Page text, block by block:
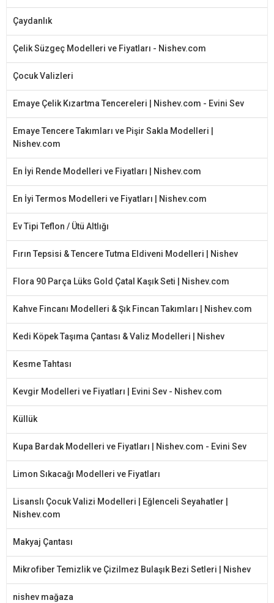
Çaydanlık
Çelik Süzgeç Modelleri ve Fiyatları - Nishev.com
Çocuk Valizleri
Emaye Çelik Kızartma Tencereleri | Nishev.com - Evini Sev
Emaye Tencere Takımları ve Pişir Sakla Modelleri |
Nishev.com
En İyi Rende Modelleri ve Fiyatları | Nishev.com
En İyi Termos Modelleri ve Fiyatları | Nishev.com
Ev Tipi Teflon / Ütü Altlığı
Fırın Tepsisi & Tencere Tutma Eldiveni Modelleri | Nishev
Flora 90 Parça Lüks Gold Çatal Kaşık Seti | Nishev.com
Kahve Fincanı Modelleri & Şık Fincan Takımları | Nishev.com
Kedi Köpek Taşıma Çantası & Valiz Modelleri | Nishev
Kesme Tahtası
Kevgir Modelleri ve Fiyatları | Evini Sev - Nishev.com
Küllük
Kupa Bardak Modelleri ve Fiyatları | Nishev.com - Evini Sev
Limon Sıkacağı Modelleri ve Fiyatları
Lisanslı Çocuk Valizi Modelleri | Eğlenceli Seyahatler |
Nishev.com
Makyaj Çantası
Mikrofiber Temizlik ve Çizilmez Bulaşık Bezi Setleri | Nishev
nishev mağaza